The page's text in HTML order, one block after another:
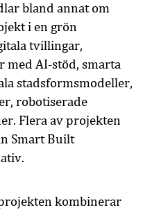
bland annat om
i en grön
tvillingar,
med AI-stöd, smarta
stadsformsmodeller,
robotiserade
Flera av projekten
Smart Built
kombinerar